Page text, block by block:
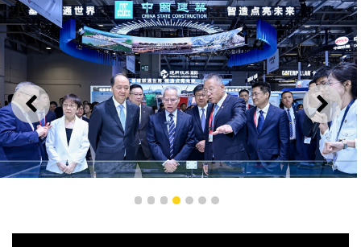
上一則 下一
1 2 3 4 5 6 7